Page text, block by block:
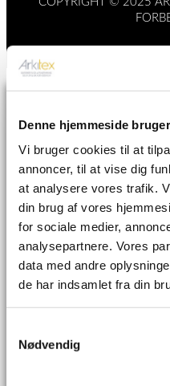
Denne hjemmeside
Vi bruger cookies til at
annoncer, til at vise dig
at analysere vores trafik.
din brug af vores
for sociale medier,
analysepartnere. Vores
data med andre
de har indsamlet fra din
Nødvendig
Book
Vælg en dato
professionel
Navn
Email
Besked